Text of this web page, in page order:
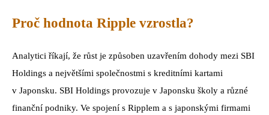
Proč hodnota Ripple vzrostla?
Analytici říkají, že růst je způsoben uzavřením dohody mezi SBI
Holdings a největšími společnostmi s kreditními kartami
v Japonsku. SBI Holdings provozuje v Japonsku školy a různé
finanční podniky. Ve spojení s Ripplem a s japonskými firmami